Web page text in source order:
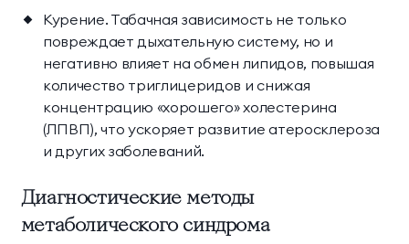
Курение. Табачная зависимость не только
повреждает дыхательную систему, но и
негативно влияет на обмен липидов, повышая
количество триглицеридов и снижая
концентрацию «хорошего» холестерина
(ЛПВП), что ускоряет развитие атеросклероза
и других заболеваний.
Диагностические методы
метаболического синдрома